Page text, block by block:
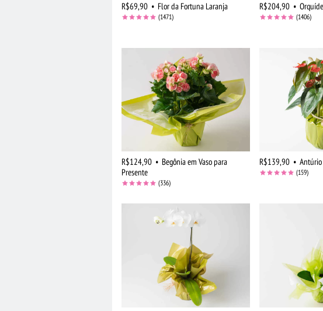
R$69,90 • Flor da Fortuna Laranja
(1471)
R$204,90 •
(1406)
R$124,90 • Begônia em Vaso para
Presente
(336)
R$139,90 •
(159)